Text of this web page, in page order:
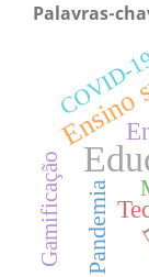
Palavras-
Pandemia
Gamificação
COVID-